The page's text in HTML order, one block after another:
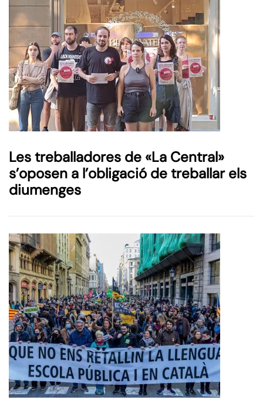
Les treballadores de «La Central»
s’oposen a l’obligació de treballar els
diumenges